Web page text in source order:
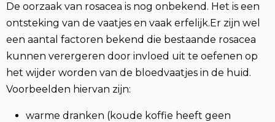
De oorzaak van rosacea is nog onbekend. Het is een
ontsteking van de vaatjes en vaak erfelijk.Er zijn wel
een aantal factoren bekend die bestaande rosacea
kunnen verergeren door invloed uit te oefenen op
het wijder worden van de bloedvaatjes in de huid.
Voorbeelden hiervan zijn:
warme dranken (koude koffie heeft geen